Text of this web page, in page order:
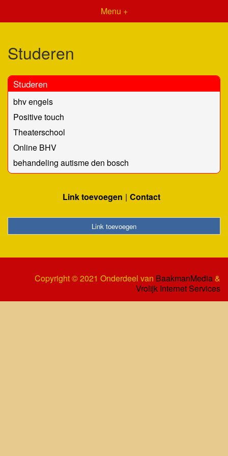
Menu +
Studeren
Studeren
bhv engels
Positive touch
Theaterschool
Online BHV
behandeling autisme den bosch
Link toevoegen Contact
Link toevoegen
Copyright © 2021 Onderdeel van BaakmanMedia&
Vrolijk Internet Services